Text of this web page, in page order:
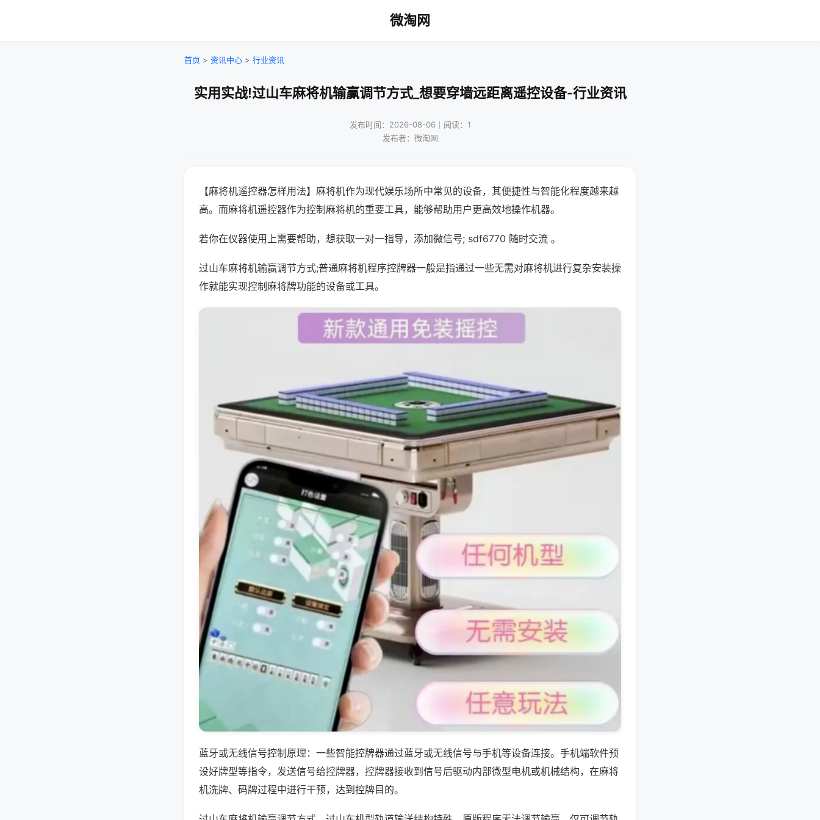
微淘网
首页 > 资讯中心 > 行业资讯
实用实战!过山车麻将机输赢调节方式_想要穿墙远距离遥控设备-行业资讯
发布时间：2026-08-06｜阅读：1
发布者：微淘网
【麻将机遥控器怎样用法】麻将机作为现代娱乐场所中常见的设备，其便捷性与智能化程度越来越
高。而麻将机遥控器作为控制麻将机的重要工具，能够帮助用户更高效地操作机器。
若你在仪器使用上需要帮助，想获取一对一指导，添加微信号; sdf6770 随时交流 。
过山车麻将机输赢调节方式;普通麻将机程序控牌器一般是指通过一些无需对麻将机进行复杂安装操
作就能实现控制麻将牌功能的设备或工具。
蓝牙或无线信号控制原理：一些智能控牌器通过蓝牙或无线信号与手机等设备连接。手机端软件预
设好牌型等指令，发送信号给控牌器，控牌器接收到信号后驱动内部微型电机或机械结构，在麻将
机洗牌、码牌过程中进行干预，达到控牌目的。